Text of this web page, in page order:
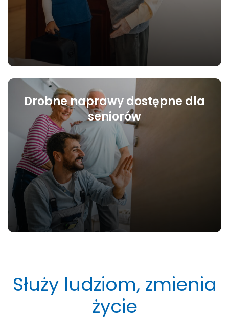
Drobne naprawy dostępne dla
seniorów
Służy ludziom, zmienia
życie